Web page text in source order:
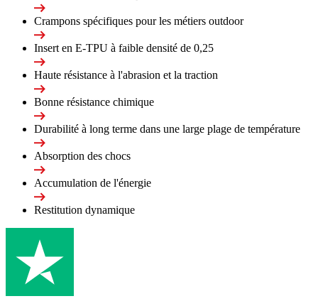
Crampons spécifiques pour les métiers outdoor
Insert en E-TPU à faible densité de 0,25
Haute résistance à l'abrasion et la traction
Bonne résistance chimique
Durabilité à long terme dans une large plage de température
Absorption des chocs
Accumulation de l'énergie
Restitution dynamique